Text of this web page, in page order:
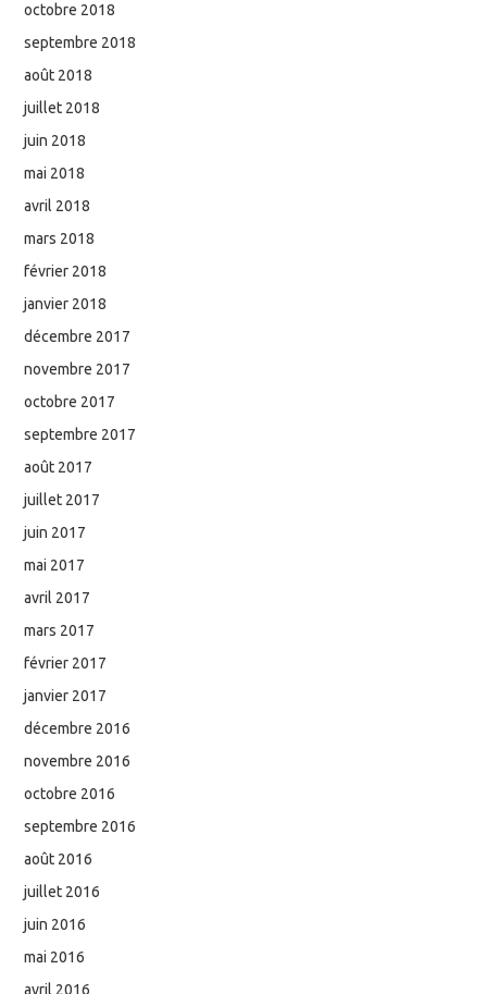
octobre 2018
septembre 2018
août 2018
juillet 2018
juin 2018
mai 2018
avril 2018
mars 2018
février 2018
janvier 2018
décembre 2017
novembre 2017
octobre 2017
septembre 2017
août 2017
juillet 2017
juin 2017
mai 2017
avril 2017
mars 2017
février 2017
janvier 2017
décembre 2016
novembre 2016
octobre 2016
septembre 2016
août 2016
juillet 2016
juin 2016
mai 2016
avril 2016